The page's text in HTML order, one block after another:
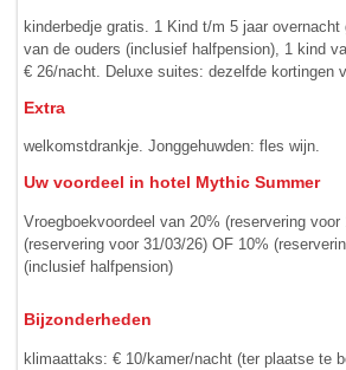
kinderbedje gratis. 1 Kind t/m 5 jaar
van de ouders (inclusief halfpension), 1 kind
€ 26/nacht. Deluxe suites: dezelfde kortingen
Extra
welkomstdrankje. Jonggehuwden: fles wijn.
Uw voordeel in hotel Mythic Summer
Vroegboekvoordeel van 20% (reservering voor
(reservering voor 31/03/26) OF 10%
(inclusief halfpension)
Bijzonderheden
klimaattaks: € 10/kamer/nacht (ter plaatse te